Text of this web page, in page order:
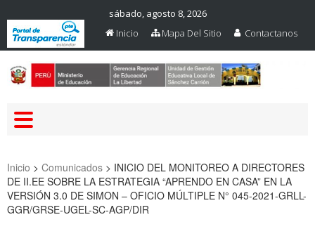
sábado, agosto 8, 2026
Inicio
Mapa Del Sitio Contactanos
Inicio > Comunicados > INICIO DEL MONITOREO A DIRECTORES
DE II.EE SOBRE LA ESTRATEGIA “APRENDO EN CASA” EN LA
VERSIÓN 3.0 DE SIMON – OFICIO MÚLTIPLE N° 045-2021-GRLL-
GGR/GRSE-UGEL-SC-AGP/DIR